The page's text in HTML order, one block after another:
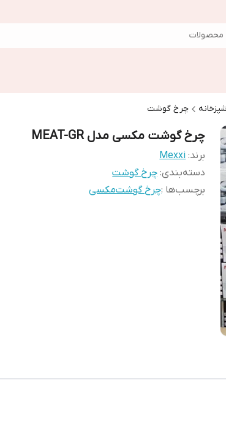
چرخ گوشت
چرخ گوشت مکسی مدل MEAT-GR
برند: Mexxi
دسته‌بندی:چرخ گوشت
برچسب‌ها :چرخ گوشتمکسی